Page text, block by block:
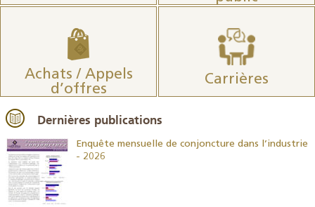
Achats / Appels
d’offres
Carrières
Dernières publications
Enquête mensuelle de conjoncture dans l’industrie
- 2026